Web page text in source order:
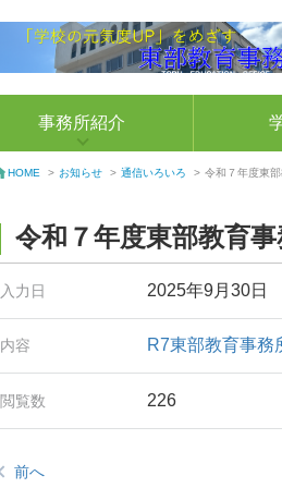
事務所紹介
HOME > お知らせ > 通信いろいろ > 令和７年度東
令和７年度東部教育
入力日 2025年9月30日
内容 R7東部教育事務
閲覧数 226
前へ